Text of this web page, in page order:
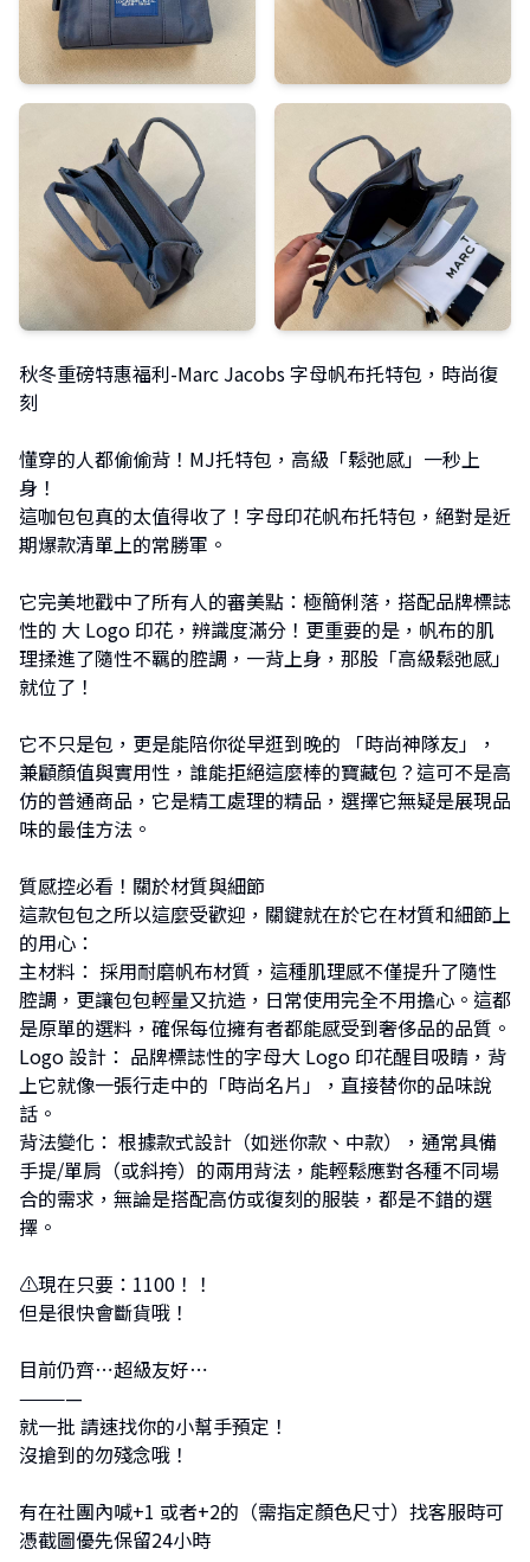
秋冬重磅特惠福利-Marc Jacobs 字母帆布托特包，時尚復
刻
懂穿的人都偷偷背！MJ托特包，高級「鬆弛感」一秒上
身！
這咖包包真的太值得收了！字母印花帆布托特包，絕對是近
期爆款清單上的常勝軍。
它完美地戳中了所有人的審美點：極簡俐落，搭配品牌標誌
性的 大 Logo 印花，辨識度滿分！更重要的是，帆布的肌
理揉進了隨性不羈的腔調，一背上身，那股「高級鬆弛感」
就位了！
它不只是包，更是能陪你從早逛到晚的 「時尚神隊友」，
兼顧顏值與實用性，誰能拒絕這麼棒的寶藏包？這可不是高
仿的普通商品，它是精工處理的精品，選擇它無疑是展現品
味的最佳方法。
質感控必看！關於材質與細節
這款包包之所以這麼受歡迎，關鍵就在於它在材質和細節上
的用心：
主材料： 採用耐磨帆布材質，這種肌理感不僅提升了隨性
腔調，更讓包包輕量又抗造，日常使用完全不用擔心。這都
是原單的選料，確保每位擁有者都能感受到奢侈品的品質。
Logo 設計： 品牌標誌性的字母大 Logo 印花醒目吸睛，背
上它就像一張行走中的「時尚名片」，直接替你的品味說
話。
背法變化： 根據款式設計（如迷你款、中款），通常具備
手提/單肩（或斜挎）的兩用背法，能輕鬆應對各種不同場
合的需求，無論是搭配高仿或復刻的服裝，都是不錯的選
擇。
⚠現在只要：1100！！
但是很快會斷貨哦！
目前仍齊⋯超級友好⋯
————
就一批 請速找你的小幫手預定！
沒搶到的勿殘念哦！
有在社團內喊+1 或者+2的（需指定顏色尺寸）找客服時可
憑截圖優先保留24小時